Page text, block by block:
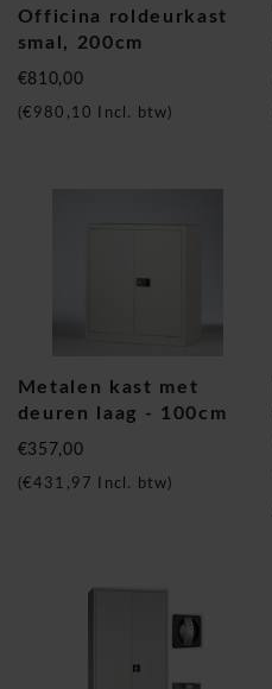
Officina roldeurkast
smal, 200cm
€810,00
(€980,10 Incl. btw)
Metalen kast met
deuren laag - 100cm
€357,00
€431,97 Incl. btw)